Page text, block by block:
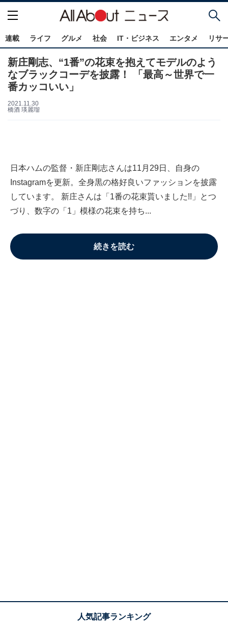
連載 ライフ グルメ 社会 IT・ビジネス エンタメ リサ
新庄剛志、“1番”の花束を抱えてモデルのよう
なブラックコーデを披露！ 「最高～世界で一
番カッコいい」
2021.11.30
橋酒 瑛麗瑠
日本ハムの監督・新庄剛志さんは11月29日、自身の
Instagramを更新。全身黒の格好良いファッションを披露
しています。 新庄さんは「1番の花束貰いました!!」とつ
づり、数字の「1」模様の花束を持ち...
続きを読む